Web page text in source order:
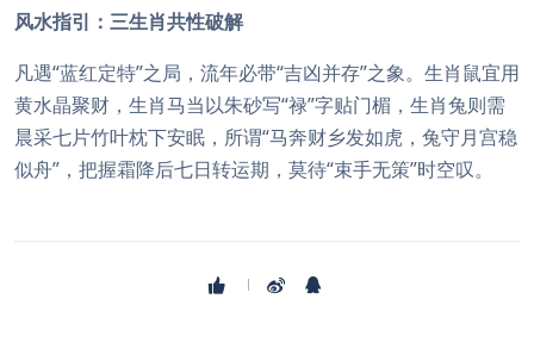
风水指引：三生肖共性破解
凡遇“蓝红定特”之局，流年必带“吉凶并存”之象。生肖鼠宜用
黄水晶聚财，生肖马当以朱砂写“禄”字贴门楣，生肖兔则需
晨采七片竹叶枕下安眠，所谓“马奔财乡发如虎，兔守月宫稳
似舟”，把握霜降后七日转运期，莫待“束手无策”时空叹。